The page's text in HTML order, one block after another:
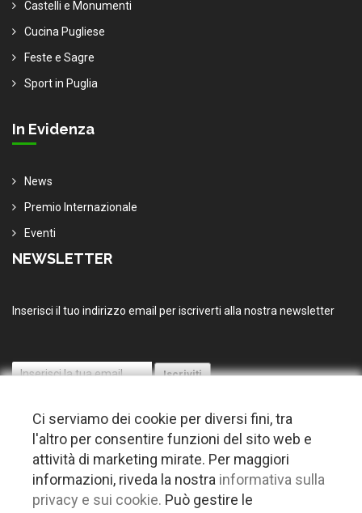
Castelli e Monumenti
Cucina Pugliese
Feste e Sagre
Sport in Puglia
In Evidenza
News
Premio Internazionale
Eventi
NEWSLETTER
Inserisci il tuo indirizzo email per iscriverti alla nostra newsletter
© 2026 Copyright Puglia nel mondo. Tutti i diritti riservati |Privacy
-Cookie policy-Gestisci Cookie -
Ci serviamo dei cookie per diversi fini, tra
l'altro per consentire funzioni del sito web e
attività di marketing mirate. Per maggiori
informazioni, riveda la nostra informativa sulla
privacy e sui cookie. Può gestire le